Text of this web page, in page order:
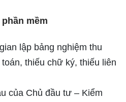
mềm
lập bảng nghiệm thu
thiếu chữ ký, thiếu liên
của Chủ đầu tư – Kiểm